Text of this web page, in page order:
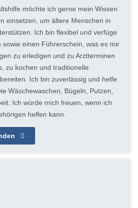
möchte ich gerne mein Wissen
einsetzen, um ältere Menschen in
Ich bin flexibel und verfüge
sowie einen Führerschein, was es mir
zu erledigen und zu Arztterminen
zu kochen und traditionelle
Ich bin zuverlässig und helfe
Wäschewaschen, Bügeln, Putzen,
Ich würde mich freuen, wenn ich
helfen kann.